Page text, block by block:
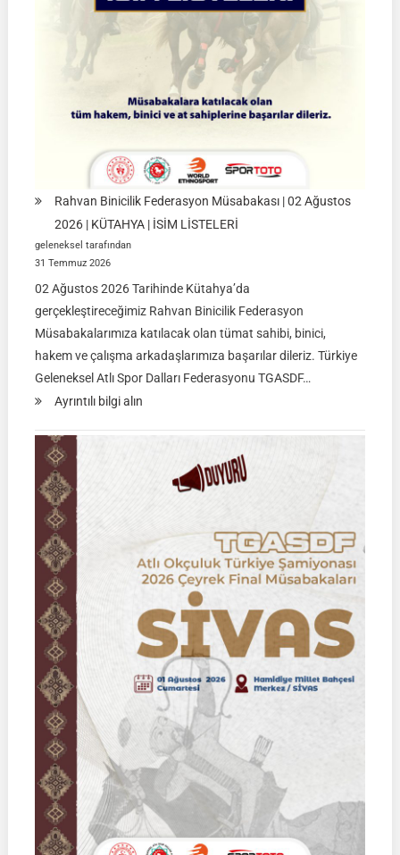
09
2026
İSTANBUL
Rahvan Binicilik Federasyon Müsabakası | 02 Ağustos
2026 | KÜTAHYA | İSİM LİSTELERİ
geleneksel tarafından
31 Temmuz 2026
02 Ağustos 2026 Tarihinde Kütahya’da
gerçekleştireceğimiz Rahvan Binicilik Federasyon
Müsabakalarımıza katılacak olan tümat sahibi, binici,
hakem ve çalışma arkadaşlarımıza başarılar dileriz. Türkiye
Geleneksel Atlı Spor Dalları Federasyonu TGASDF…
Ayrıntılı bilgi alın:
Federasyon
Müsabakası
02
Ağustos
2026
|
KÜTAHYA
|
İSİM
LİSTELERİ